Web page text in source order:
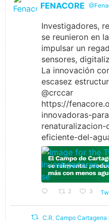
FENACORE
Investigadores,
se reunieron en
impulsar un
sensores,
La innovación
escasez
@crccar
https://
innovadoras-
eficiente-del-
2 3
C.R. Campo